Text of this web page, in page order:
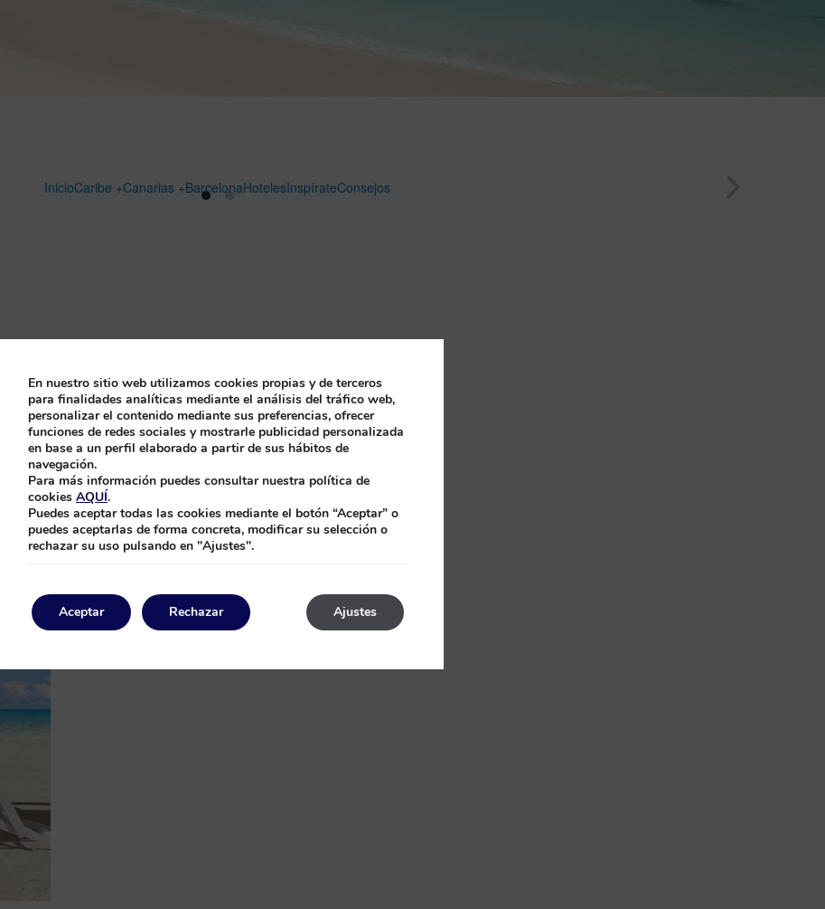
InicioCaribe +Canarias +BarcelonaHotelesInspírateConsejos
En nuestro sitio web utilizamos cookies propias y de terceros
para finalidades analíticas mediante el análisis del tráfico web,
personalizar el contenido mediante sus preferencias, ofrecer
funciones de redes sociales y mostrarle publicidad personalizada
en base a un perfil elaborado a partir de sus hábitos de
navegación.
Para más información puedes consultar nuestra política de
cookies AQUÍ.
Puedes aceptar todas las cookies mediante el botón “Aceptar” o
puedes aceptarlas de forma concreta, modificar su selección o
rechazar su uso pulsando en "Ajustes".
Aceptar Ajustes
Rechazar